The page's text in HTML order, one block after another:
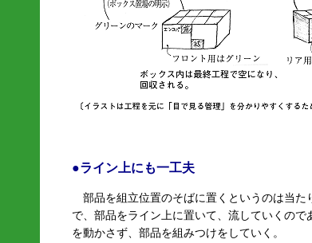
●ライン上にも一工夫
部品を組立位置のそばに置くというのは当た
で、部品をライン上に置いて、流していくの
を動かさず、部品を組みつけをしていく。